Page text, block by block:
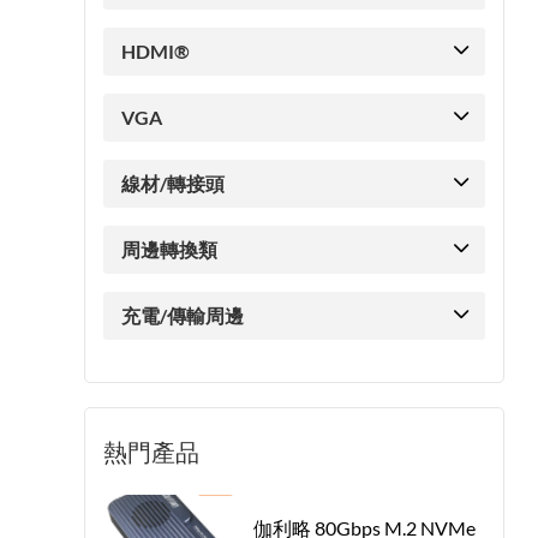
HDMI®
VGA
線材/轉接頭
周邊轉換類
充電/傳輸周邊
熱門產品
伽利略 80Gbps M.2 NVMe